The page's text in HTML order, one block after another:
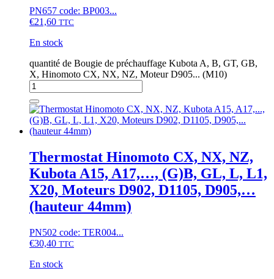
PN657 code: BP003...
€21,60 TTC
En stock
quantité de Bougie de préchauffage Kubota A, B, GT, GB,
X, Hinomoto CX, NX, NZ, Moteur D905... (M10)
Thermostat Hinomoto CX, NX, NZ,
Kubota A15, A17,…, (G)B, GL, L, L1,
X20, Moteurs D902, D1105, D905,…
(hauteur 44mm)
PN502 code: TER004...
€30,40 TTC
En stock